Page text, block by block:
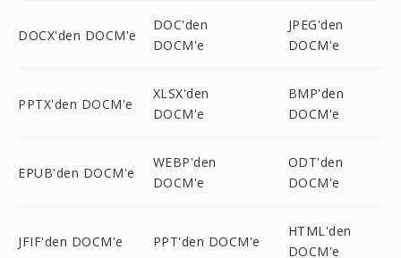
DOCX'den DOCM'e
DOC'den
DOCM'e
JPEG'den
DOCM'e
PPTX'den DOCM'e
XLSX'den
DOCM'e
BMP'den
DOCM'e
EPUB'den DOCM'e
WEBP'den
DOCM'e
ODT'den
DOCM'e
JFIF'den DOCM'e PPT'den DOCM'e
HTML'den
DOCM'e